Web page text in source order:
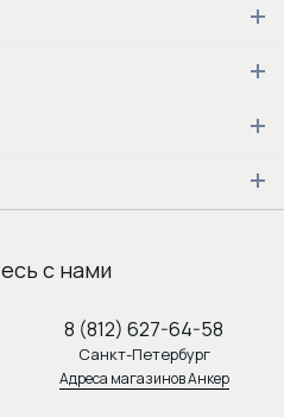
с нами
8 (812) 627-64-58
Санкт-Петербург
Адреса магазинов Анкер